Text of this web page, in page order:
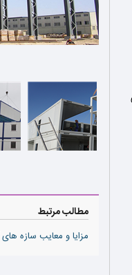
مطالب مرتبط
مزایا و معایب سازه های lsf (سازه ی پیش ساخته)